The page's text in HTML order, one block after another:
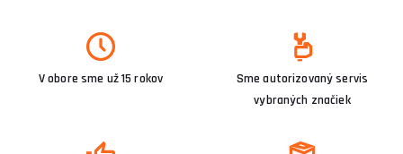
V obore sme už 15 rokov
Sme autorizovaný servis
vybraných značiek